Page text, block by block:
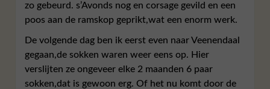
zo gebeurd. s’Avonds nog en corsage gevild en een
poos aan de ramskop geprikt,wat een enorm werk.
De volgende dag ben ik eerst even naar Veenendaal
gegaan,de sokken waren weer eens op. Hier
verslijten ze ongeveer elke 2 maanden 6 paar
sokken,dat is gewoon erg. Of het nu komt door de